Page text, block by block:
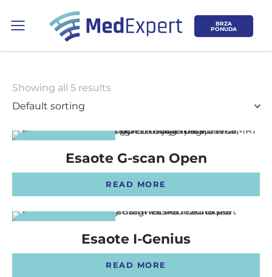
BRZA
PONUDA
Showing all 5 results
Esaote G-scan Open
READ MORE
Esaote I-Genius
READ MORE
ULTRAZVUK
DR.
SERVIS